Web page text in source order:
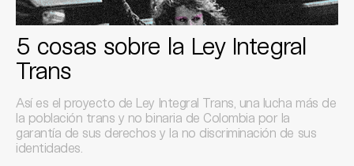
5 cosas sobre la Ley Integral
Trans
Así es el proyecto de Ley Integral Trans, una lucha más de
la población trans y no binaria de Colombia por la
garantía de sus derechos y la no discriminación de sus
identidades.